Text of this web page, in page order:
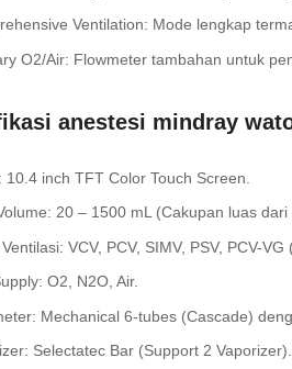
Ventilation: Mode lengkap
O2/Air: Flowmeter tambahan untuk
anestesi mindray
10.4 inch TFT Color Touch Screen.
20 – 1500 mL (Cakupan luas
VCV, PCV, SIMV, PSV, PCV-VG
O2, N2O, Air.
Mechanical 6-tubes (Cascade)
Selectatec Bar (Support 2 Vaporizer).